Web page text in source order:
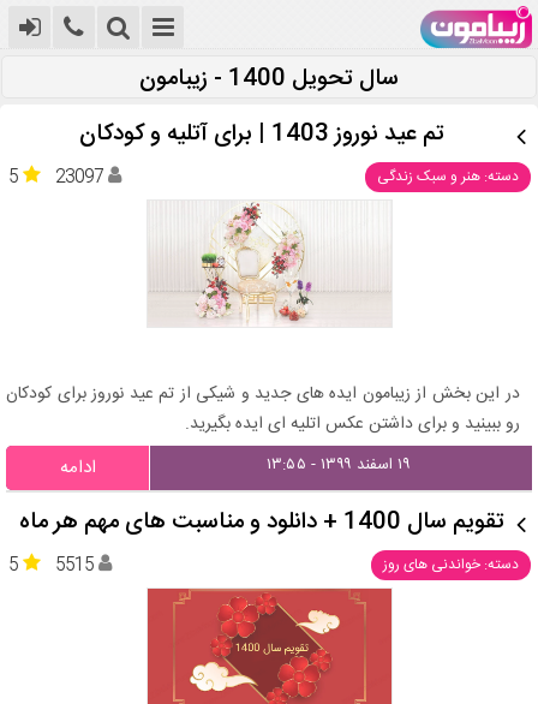
سال تحویل 1400 - زیبامون
تم عید نوروز 1403 | برای آتلیه و کودکان
دسته: هنر و سبک زندگی 5 23097
در این بخش از زیبامون ایده های جدید و شیکی از تم عید نوروز برای کودکان
رو ببینید و برای داشتن عکس اتلیه ای ایده بگیرید.
۱۹ اسفند ۱۳۹۹ - ۱۳:۵۵ ادامه
تقویم سال 1400 + دانلود و مناسبت های مهم هر ماه
دسته: خواندنی های روز 5 5515